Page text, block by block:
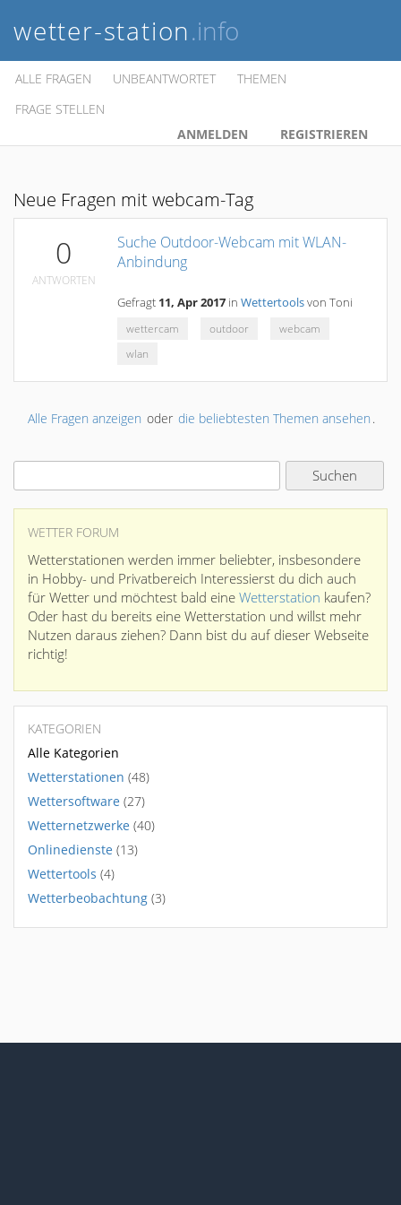
wetter-station.info
ALLE FRAGEN UNBEANTWORTET
THEMEN
FRAGE STELLEN
ANMELDEN
REGISTRIEREN
Neue Fragen mit webcam-Tag
0
ANTWORTEN
Suche Outdoor-Webcam mit WLAN-
Anbindung
Gefragt 11, Apr 2017 in Wettertoolsvon Toni
wettercam
outdoor
webcam
wlan
Alle Fragen anzeigen oder die beliebtesten Themen ansehen .
WETTER FORUM
Wetterstationen werden immer beliebter, insbesondere
in Hobby- und Privatbereich Interessierst du dich auch
für Wetter und möchtest bald eine Wetterstation kaufen?
Oder hast du bereits eine Wetterstation und willst mehr
Nutzen daraus ziehen? Dann bist du auf dieser Webseite
richtig!
KATEGORIEN
Alle Kategorien
Wetterstationen (48)
Wettersoftware (27)
Wetternetzwerke (40)
Onlinedienste (13)
Wettertools (4)
Wetterbeobachtung (3)